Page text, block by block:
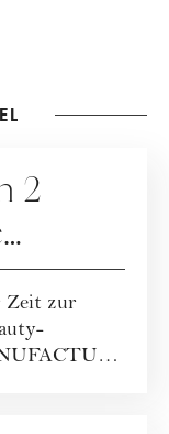
2
Zeit zur